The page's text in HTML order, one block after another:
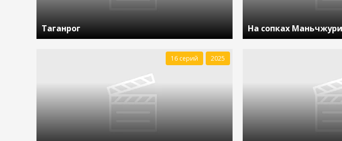
Таганрог На сопках
16 серий 2025